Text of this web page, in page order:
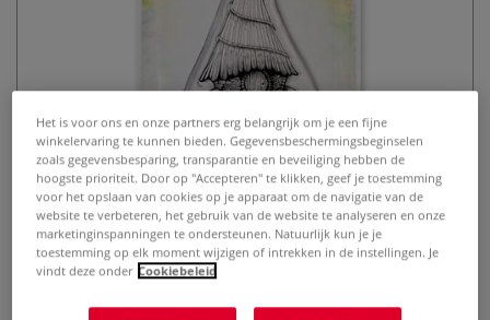
Lavinia Stamps | Toad Lodge
motiefstempel
0 Beoordeling
Het is voor ons en onze partners erg belangrijk om je een fijne
winkelervaring te kunnen bieden. Gegevensbeschermingsbeginselen
zoals gegevensbesparing, transparantie en beveiliging hebben de
hoogste prioriteit. Door op "Accepteren" te klikken, geef je toestemming
voor het opslaan van cookies op je apparaat om de navigatie van de
website te verbeteren, het gebruik van de website te analyseren en onze
marketinginspanningen te ondersteunen. Natuurlijk kun je je
toestemming op elk moment wijzigen of intrekken in de instellingen. Je
vindt deze onder Cookiebeleid